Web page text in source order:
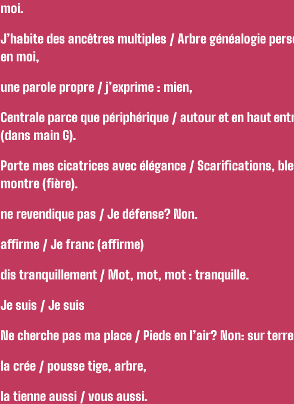
moi.
J’habite des ancêtres multiples / Arbre généalogie
en moi,
une parole propre / j’exprime : mien,
Centrale parce que périphérique / autour et en haut
(dans main G).
Porte mes cicatrices avec élégance / Scarifications,
montre (fière).
ne revendique pas / Je défense? Non.
affirme / Je franc (affirme)
dis tranquillement / Mot, mot, mot : tranquille.
Je suis / Je suis
Ne cherche pas ma place / Pieds en l’air? Non: sur
la crée / pousse tige, arbre,
la tienne aussi / vous aussi.